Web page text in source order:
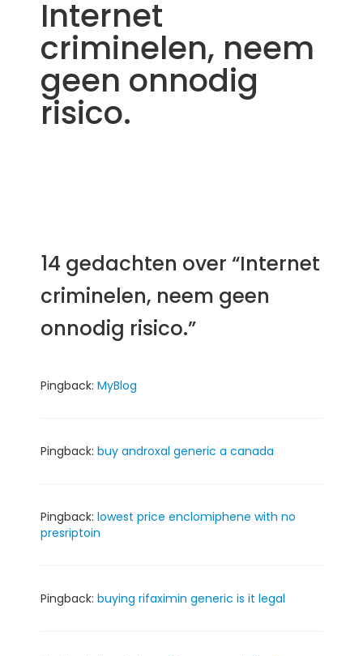
Internet
criminelen, neem
geen onnodig
risico.
14 gedachten over “Internet
criminelen, neem geen
onnodig risico.”
Pingback: MyBlog
Pingback: buy androxal generic a canada
Pingback: lowest price enclomiphene with no
presriptoin
Pingback: buying rifaximin generic is it legal